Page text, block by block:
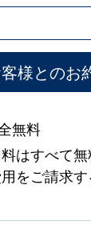
様とのお
無料
はすべて
をご請求